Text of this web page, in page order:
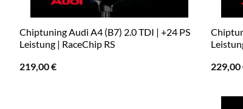
Chiptuning Audi A4 (B7) 2.0 TDI | +24 PS
Leistung | RaceChip RS
219,00€
229,00